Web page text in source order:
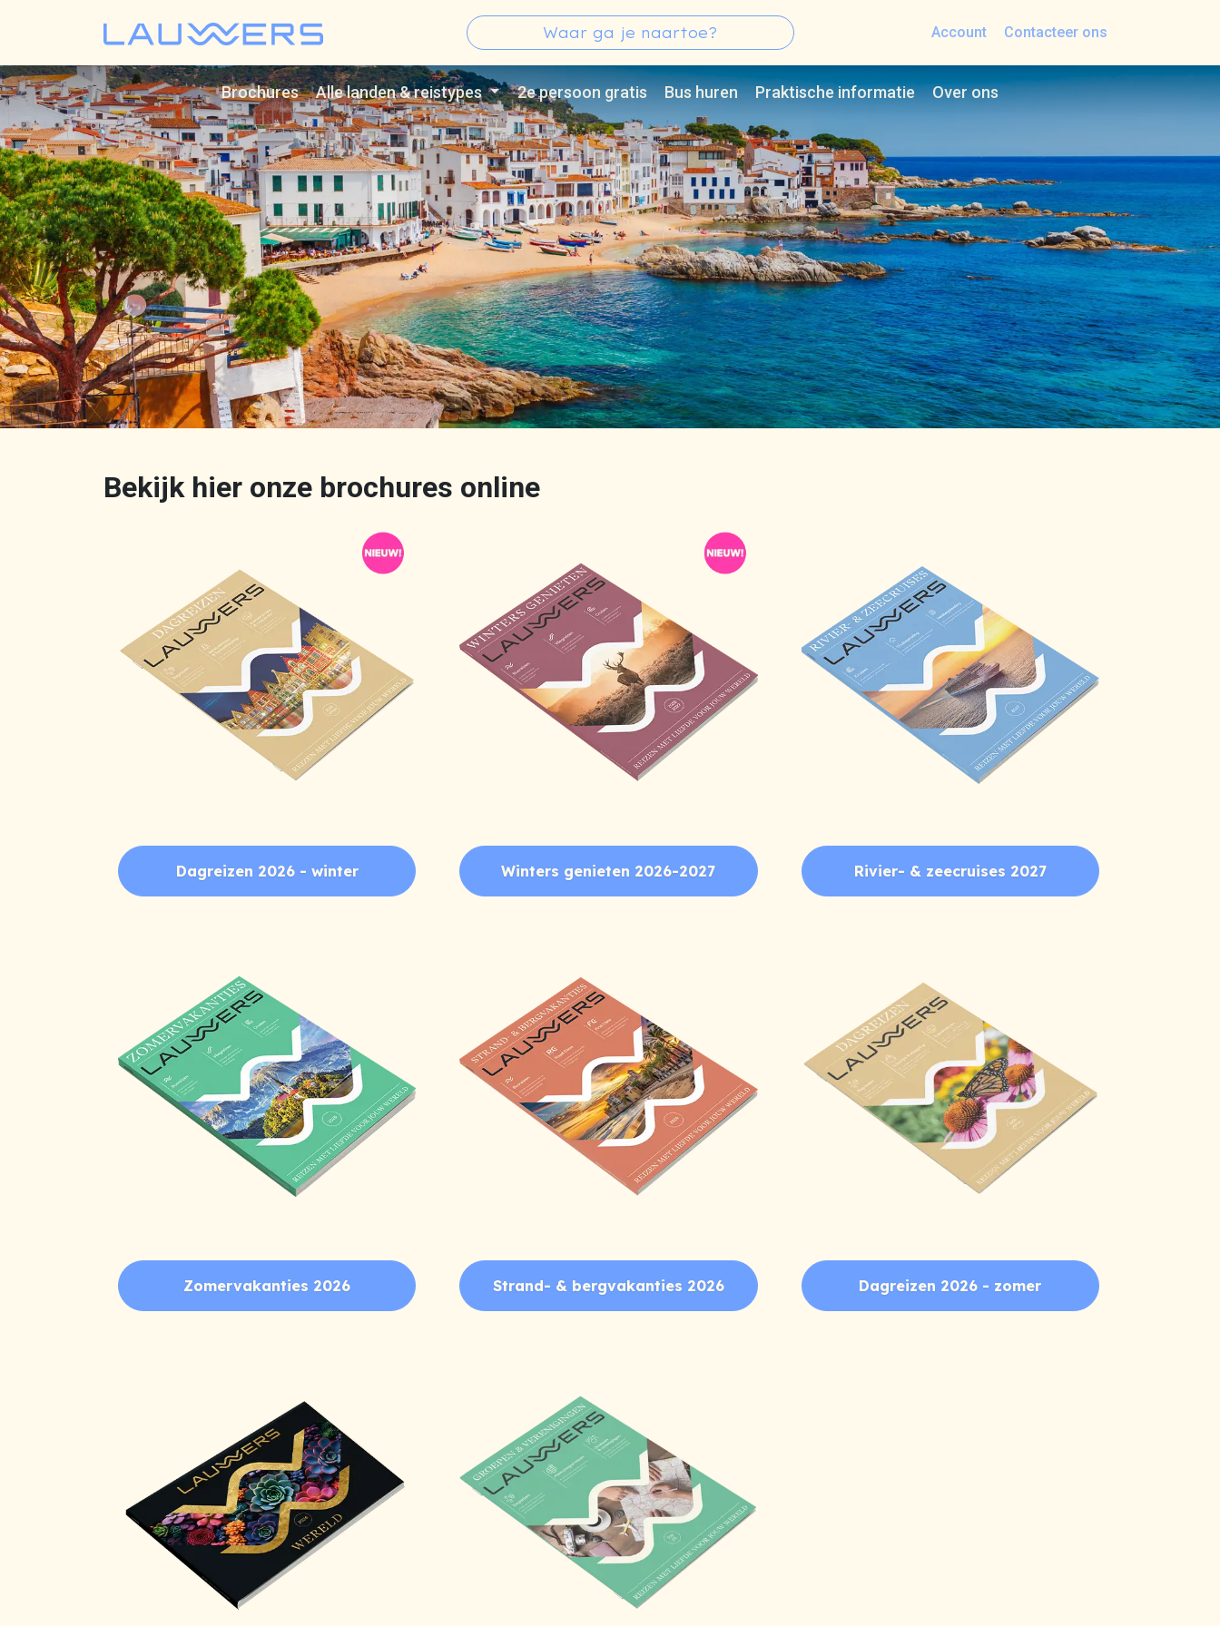
Lauwers Account Contacteer ons
Brochures Alle landen & reistypes 2e persoon gratis Bus huren Praktische informatie Over ons
Bekijk hier onze brochures online
Dagreizen 2026 - winter Winters genieten 2026-2027 Rivier- & zeecruises 2027
Zomervakanties 2026 Strand- & bergvakanties 2026 Dagreizen 2026 - zomer